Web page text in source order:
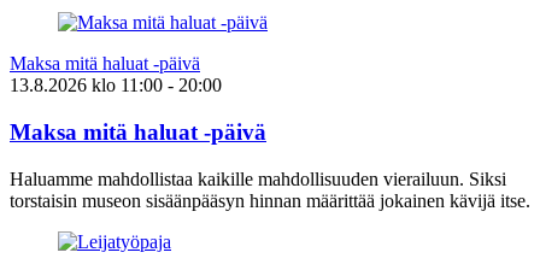
Maksa mitä haluat -päivä
13.8.2026 klo 11:00 - 20:00
Maksa mitä haluat -päivä
Haluamme mahdollistaa kaikille mahdollisuuden vierailuun. Siksi
torstaisin museon sisäänpääsyn hinnan määrittää jokainen kävijä itse.